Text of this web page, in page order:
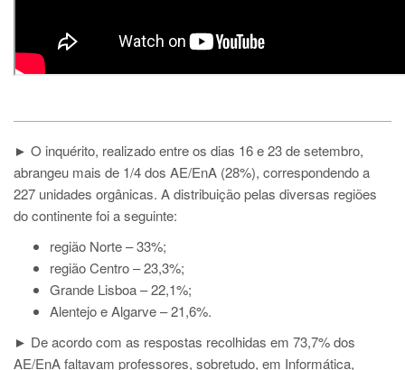
► O inquérito, realizado entre os dias 16 e 23 de setembro,
abrangeu mais de 1/4 dos AE/EnA (28%), correspondendo a
227 unidades orgânicas. A distribuição pelas diversas regiões
do continente foi a seguinte:
região Norte – 33%;
região Centro – 23,3%;
Grande Lisboa – 22,1%;
Alentejo e Algarve – 21,6%.
► De acordo com as respostas recolhidas em 73,7% dos
AE/EnA faltavam professores, sobretudo, em Informática,